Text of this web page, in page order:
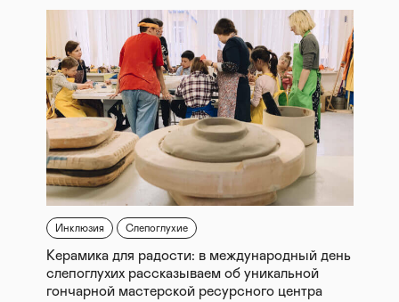
Инклюзия Слепоглухие
Керамика для радости: в международный день
слепоглухих рассказываем об уникальной
гончарной мастерской ресурсного центра